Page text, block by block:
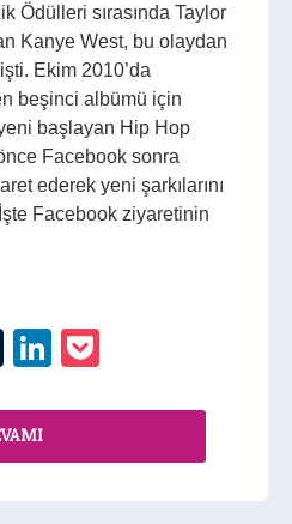
Ödülleri sırasında Taylor
Kanye West, bu olaydan
Ekim 2010’da
beşinci albümü için
yeni başlayan Hip Hop
Facebook sonra
ederek yeni şarkılarını
Facebook ziyaretinin
TumblrLinkedIn